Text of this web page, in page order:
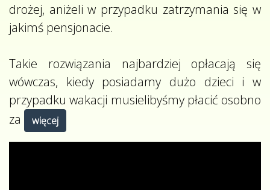
drożej, aniżeli w przypadku zatrzymania się w
jakimś pensjonacie.
Takie rozwiązania najbardziej opłacają się
wówczas, kiedy posiadamy dużo dzieci i w
przypadku wakacji musielibyśmy płacić osobno
za
więcej